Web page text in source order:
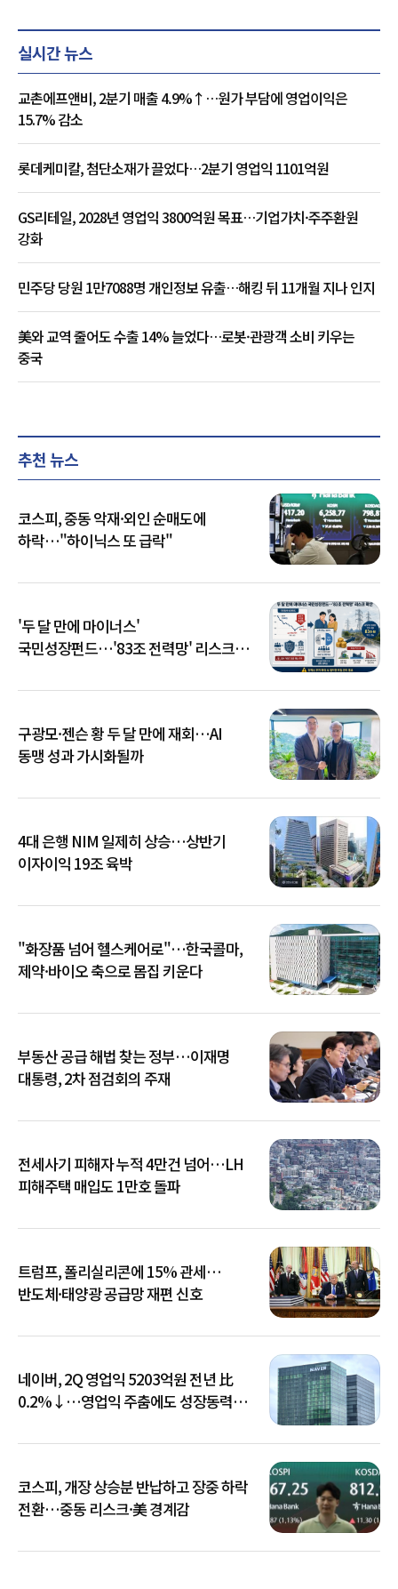
실시간 뉴스
교촌에프앤비, 2분기 매출 4.9%↑…원가 부담에 영업이익은
15.7% 감소
롯데케미칼, 첨단소재가 끌었다…2분기 영업익 1101억원
GS리테일, 2028년 영업익 3800억원 목표…기업가치·주주환원
강화
민주당 당원 1만7088명 개인정보 유출…해킹 뒤 11개월 지나 인지
美와 교역 줄어도 수출 14% 늘었다…로봇·관광객 소비 키우는
중국
추천 뉴스
코스피, 중동 악재·외인 순매도에
하락…"하이닉스 또 급락"
'두 달 만에 마이너스'
국민성장펀드…'83조 전력망' 리스크
구광모·젠슨 황 두 달 만에 재회…AI
동맹 성과 가시화될까
4대 은행 NIM 일제히 상승…상반기
이자이익 19조 육박
"화장품 넘어 헬스케어로"…한국콜마,
제약·바이오 축으로 몸집 키운다
부동산 공급 해법 찾는 정부…이재명
대통령, 2차 점검회의 주재
전세사기 피해자 누적 4만건 넘어…LH
피해주택 매입도 1만호 돌파
트럼프, 폴리실리콘에 15% 관세…
반도체·태양광 공급망 재편 신호
네이버, 2Q 영업익 5203억원 전년 比
0.2%↓…영업익 주춤에도 성장동력
코스피, 개장 상승분 반납하고 장중 하락
전환…중동 리스크·美 경계감